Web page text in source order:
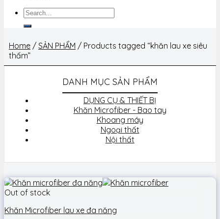
Search
Home / SẢN PHẨM / Products tagged “khăn lau xe siêu
thấm”
DANH MỤC SẢN PHẨM
DỤNG CỤ & THIẾT BỊ
Khăn Microfiber - Bao tay
Khoang máy
Ngoại thất
Nội thất
Out of stock
Khăn Microfiber lau xe đa năng